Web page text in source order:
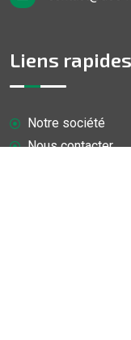
Liens rapides
Notre société
Nous contacter